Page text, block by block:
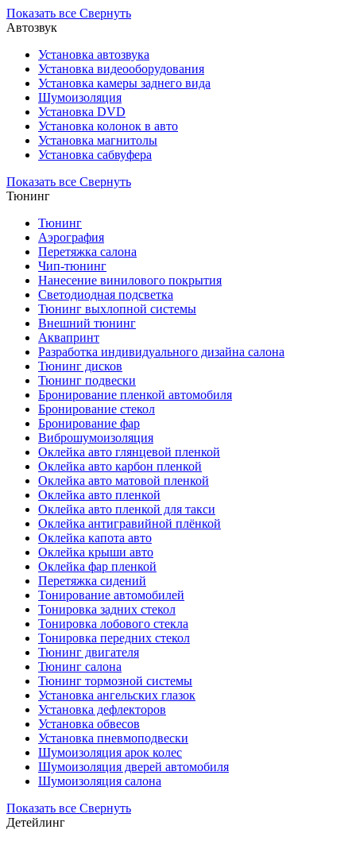
Показать все Свернуть
Автозвук
Установка автозвука
Установка видеооборудования
Установка камеры заднего вида
Шумоизоляция
Установка DVD
Установка колонок в авто
Установка магнитолы
Установка сабвуфера
Показать все Свернуть
Тюнинг
Тюнинг
Аэрография
Перетяжка салона
Чип-тюнинг
Нанесение винилового покрытия
Светодиодная подсветка
Тюнинг выхлопной системы
Внешний тюнинг
Аквапринт
Разработка индивидуального дизайна салона
Тюнинг дисков
Тюнинг подвески
Бронирование пленкой автомобиля
Бронирование стекол
Бронирование фар
Виброшумоизоляция
Оклейка авто глянцевой пленкой
Оклейка авто карбон пленкой
Оклейка авто матовой пленкой
Оклейка авто пленкой
Оклейка авто пленкой для такси
Оклейка антигравийной плёнкой
Оклейка капота авто
Оклейка крыши авто
Оклейка фар пленкой
Перетяжка сидений
Тонирование автомобилей
Тонировка задних стекол
Тонировка лобового стекла
Тонировка передних стекол
Тюнинг двигателя
Тюнинг салона
Тюнинг тормозной системы
Установка ангельских глазок
Установка дефлекторов
Установка обвесов
Установка пневмоподвески
Шумоизоляция арок колес
Шумоизоляция дверей автомобиля
Шумоизоляция салона
Показать все Свернуть
Детейлинг